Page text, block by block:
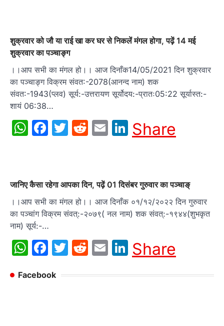
शुक्रवार को जौ या राई खा कर घर से निकलें मंगल होगा, पढ़ें 14 मई
शुक्रवार का पञ्चाङ्ग
।।आप सभी का मंगल हो।। आज दिनाँक14/05/2021 दिन शुक्रवार
का पञ्चाङ्ग विक्रम संवत:-2078(आनन्द नाम) शक
संवत:-1943(प्लव) सूर्य:-उत्तरायण सूर्योदय:-प्रातः05:22 सूर्यास्त:-
शायं 06:38…
WhatsApp
Facebook
Twitter
Reddit
EmailLinkedIn
Share
जानिए कैसा रहेगा आपका दिन, पढ़ें 01 दिसंबर गुरुवार का पञ्चाङ्
।।आप सभी का मंगल हो।। आज दिनाँक ०१/१२/२०२२ दिन गुरुवार
का पञ्चांग विक्रम संवत्:-२०७९( नल नाम) शक संवत्:-१९४४(शुभकृत
नाम) सूर्य:-…
WhatsApp
Facebook
Twitter
Reddit
EmailLinkedIn
Share
Facebook